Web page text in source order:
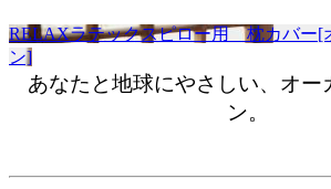
RELAXラテックスピロー用 枕カバー[
ン]
あなたと地球にやさしい、オー
ン。